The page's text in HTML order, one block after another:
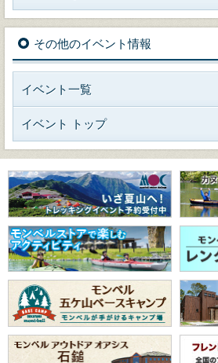
その他のイベント情報
イベント一覧
イベント トップ